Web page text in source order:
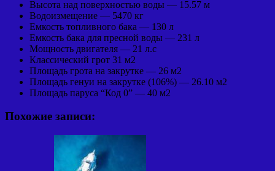
Высота над поверхностью воды — 15.57 м
Водоизмещение — 5470 кг
Емкость топливного бака — 130 л
Емкость бака для пресной воды — 231 л
Мощность двигателя — 21 л.с
Классический грот 31 м2
Площадь грота на закрутке — 26 м2
Площадь генуи на закрутке (106%) — 26.10 м2
Площадь паруса “Код 0” — 40 м2
Похожие записи: